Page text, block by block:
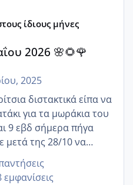
ίδιους μήνες
2026 🌸🌻🌹
2025
διστακτικά είπα να
για τα μωράκια του
μετά της 28/10 να
την αυχενική είναι
να γεννάει Μάιο ;;
εμφανίσεις